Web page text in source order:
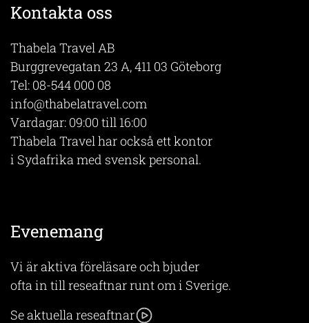
Kontakta oss
Thabela Travel AB
Burggrevegatan 23 A, 411 03 Göteborg
Tel: 08-544 000 08
info@thabelatravel.com
Vardagar: 09:00 till 16:00
Thabela Travel har också ett kontor
i Sydafrika med svensk personal.
Evenemang
Vi är aktiva föreläsare och bjuder
ofta in till reseaftnar runt om i Sverige.
Se aktuella reseaftnar